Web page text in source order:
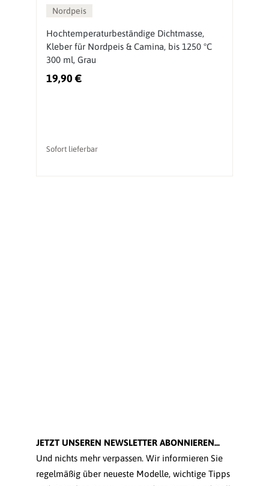
Nordpeis
Hochtemperaturbeständige Dichtmasse,
Kleber für Nordpeis & Camina, bis 1250 °C
300 ml, Grau
19,90 €
Sofort lieferbar
JETZT UNSEREN NEWSLETTER ABONNIEREN...
Und nichts mehr verpassen. Wir informieren Sie
regelmäßig über neueste Modelle, wichtige Tipps